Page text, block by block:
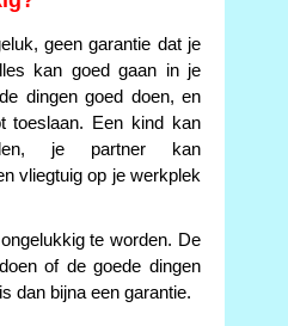
geen garantie dat je
kan goed gaan in je
dingen goed doen, en
toeslaan. Een kind kan
je partner kan
vliegtuig op je werkplek
te worden. De
of de goede dingen
dan bijna een garantie.